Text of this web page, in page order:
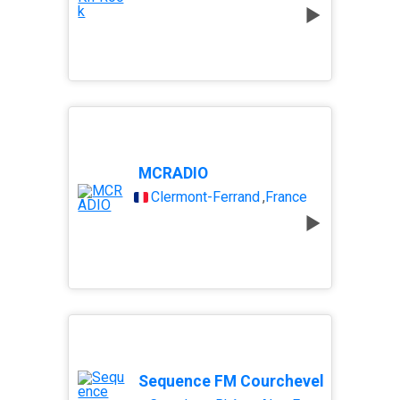
MCRADIO
Clermont-Ferrand ,France
Sequence FM Courchevel